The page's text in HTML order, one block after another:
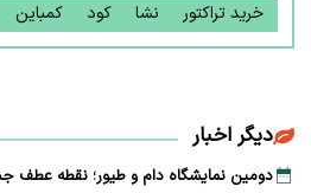
خرید تراکتور نشا کود کمباین
دیگر اخبار
دومین نمایشگاه دام و طیور؛ نقطه عطف